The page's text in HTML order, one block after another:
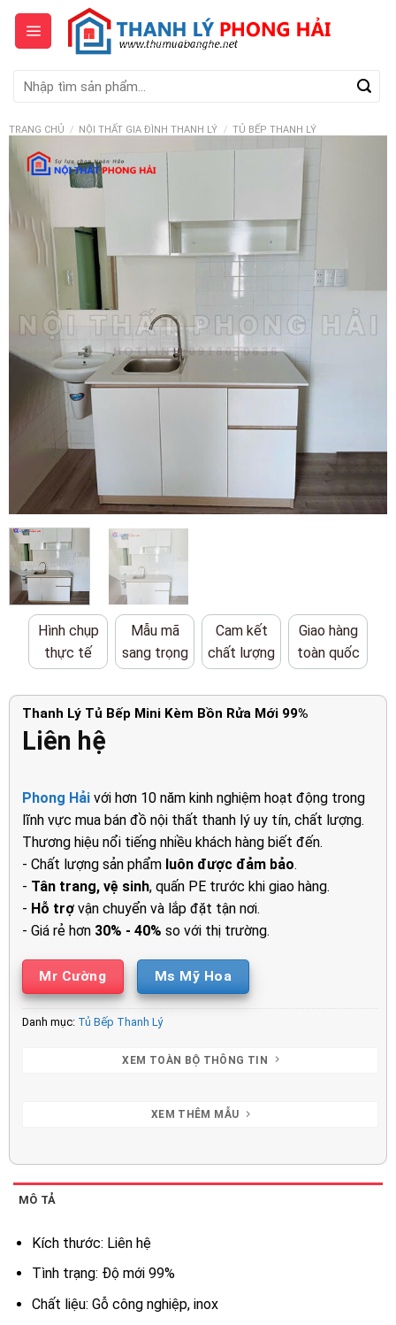
Skip
content
kiếm:
TRANG CHỦ / NỘI THẤT GIA ĐÌNH THANH LÝ / TỦ BẾP THANH LÝ
Hình chụp
thực tế
Mẫu mã
sang trọng
Cam kết
chất lượng
Giao hàng
toàn quốc
Thanh Lý Tủ Bếp Mini Kèm Bồn Rửa Mới 99%
Liên hệ
Phong Hảivới hơn 10 năm kinh nghiệm hoạt động trong
lĩnh vực mua bán đồ nội thất thanh lý uy tín, chất lượng.
Thương hiệu nổi tiếng nhiều khách hàng biết đến.
- Chất lượng sản phẩm luôn được đảm bảo.
- Tân trang, vệ sinh, quấn PE trước khi giao hàng.
- Hỗ trợvận chuyển và lắp đặt tận nơi.
- Giá rẻ hơn 30% - 40% so với thị trường.
Mr Cường Ms Mỹ Hoa
Danh mục: Tủ Bếp Thanh Lý
XEM TOÀN BỘ THÔNG TIN
XEM THÊM MẪU
MÔ TẢ
Kích thước: Liên hệ
Tình trạng: Độ mới 99%
Chất liệu: Gỗ công nghiệp, inox